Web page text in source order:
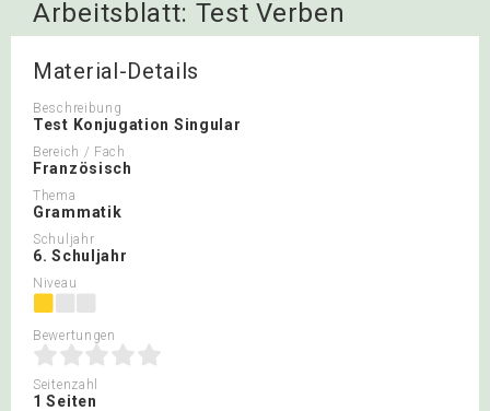
Arbeitsblatt: Test Verben
Material-Details
Beschreibung
Test Konjugation Singular
Bereich / Fach
Französisch
Thema
Grammatik
Schuljahr
6. Schuljahr
Niveau
Bewertungen
Seitenzahl
1 Seiten